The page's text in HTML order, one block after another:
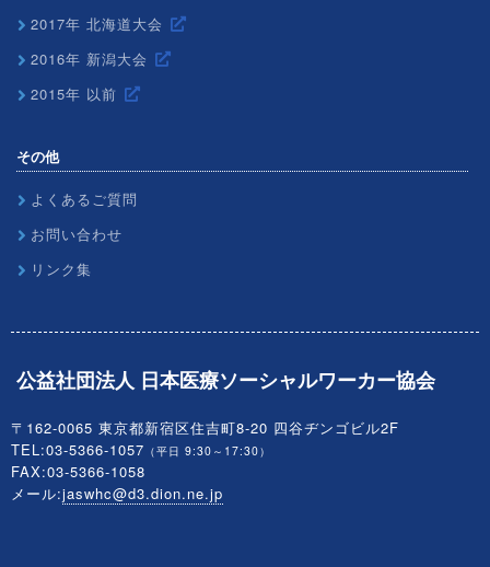
公益社団法人 日本医療ソーシャルワーカー協会
〒162-0065 東京都新宿区住吉町8-20 四谷ヂンゴビル2F
TEL:03-5366-1057 （平日 9:30～17:30）
FAX:03-5366-1058
メール:jaswhc@d3.dion.ne.jp
2017年 北海道大会
2016年 新潟大会
2015年 以前
その他
よくあるご質問
お問い合わせ
リンク集